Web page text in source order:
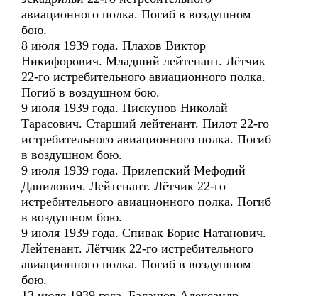
авиационного полка. Погиб в воздушном
бою.
8 июля 1939 года. Плахов Виктор
Никифорович. Младший лейтенант. Лётчик
22-го истребительного авиационного полка.
Погиб в воздушном бою.
9 июля 1939 года. Пискунов Николай
Тарасович. Старший лейтенант. Пилот 22-го
истребительного авиационного полка. Погиб
в воздушном бою.
9 июля 1939 года. Прилепский Мефодий
Данилович. Лейтенант. Лётчик 22-го
истребительного авиационного полка. Погиб
в воздушном бою.
9 июля 1939 года. Спивак Борис Натанович.
Лейтенант. Лётчик 22-го истребительного
авиационного полка. Погиб в воздушном
бою.